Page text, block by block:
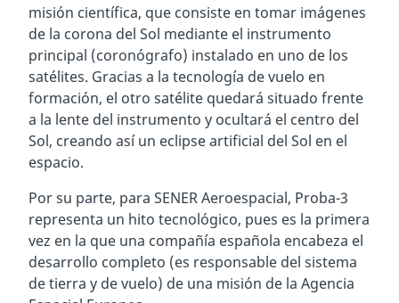
misión científica, que consiste en tomar imágenes
de la corona del Sol mediante el instrumento
principal (coronógrafo) instalado en uno de los
satélites. Gracias a la tecnología de vuelo en
formación, el otro satélite quedará situado frente
a la lente del instrumento y ocultará el centro del
Sol, creando así un eclipse artificial del Sol en el
espacio.
Por su parte, para SENER Aeroespacial, Proba-3
representa un hito tecnológico, pues es la primera
vez en la que una compañía española encabeza el
desarrollo completo (es responsable del sistema
de tierra y de vuelo) de una misión de la Agencia